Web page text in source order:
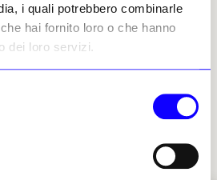
i quali potrebbero combinarle
hai fornito loro o che hanno
dei loro servizi.
anni
Villa Lagarina si erano perse le
tracce dopo un’asta a Londra
nel 1963. Dopo più di
rintracciata a New York